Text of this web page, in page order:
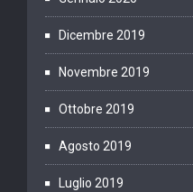
Dicembre 2019
Novembre 2019
Ottobre 2019
Agosto 2019
Luglio 2019